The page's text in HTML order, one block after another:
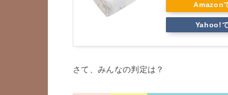
Amazon
Yahoo!
さて、みんなの判定は？